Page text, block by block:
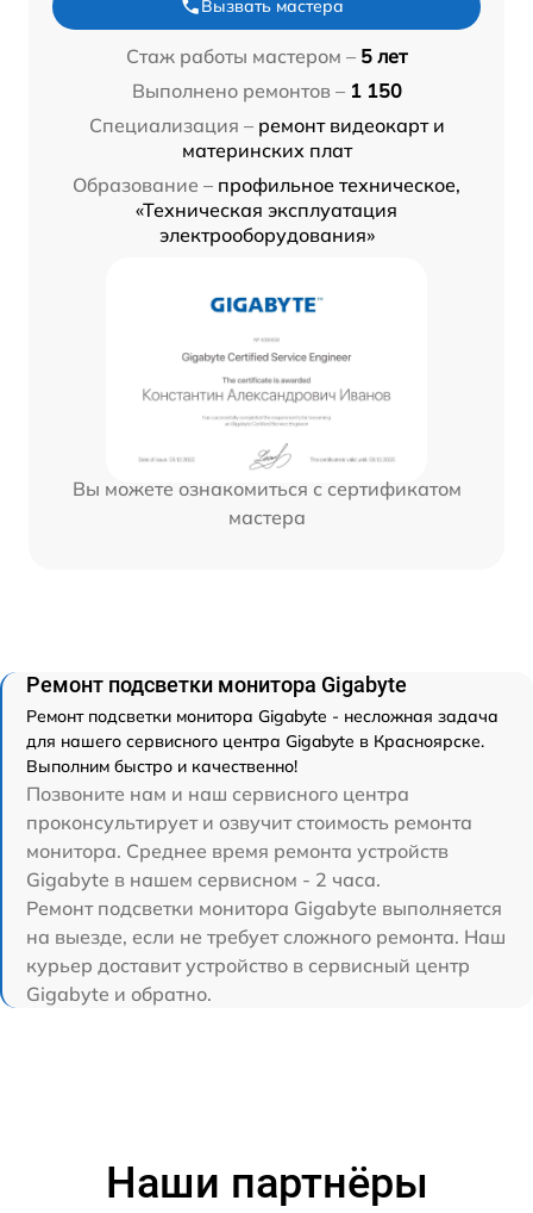
Вызвать мастера
Стаж работы мастером – 5 лет
Выполнено ремонтов – 1 150
Специализация – ремонт видеокарт и
материнских плат
Образование – профильное техническое,
«Техническая эксплуатация
электрооборудования»
Вы можете ознакомиться с сертификатом
мастера
Ремонт подсветки монитора Gigabyte
Ремонт подсветки монитора Gigabyte - несложная задача
для нашего сервисного центра Gigabyte в Красноярске.
Выполним быстро и качественно!
Позвоните нам и наш сервисного центра
проконсультирует и озвучит стоимость ремонта
монитора. Среднее время ремонта устройств
Gigabyte в нашем сервисном - 2 часа.
Ремонт подсветки монитора Gigabyte выполняется
на выезде, если не требует сложного ремонта. Наш
курьер доставит устройство в сервисный центр
Gigabyte и обратно.
Наши партнёры